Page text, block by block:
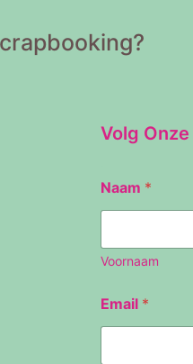
Volg
m
a
l
N
a
m
Naam *
Voornaam
Email *